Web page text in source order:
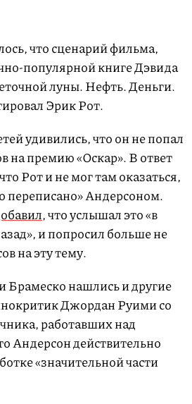
что сценарий фильма,
популярной книге Дэвида
луны. Нефть. Деньги.
Эрик Рот.
удивились, что он не попал
на премию «Оскар». В ответ
Рот и не мог там оказаться,
переписано» Андерсоном.
, что услышал это «в
и попросил больше не
на эту тему.
нашлись и другие
Джордан Руими со
работавших над
Андерсон действительно
«значительной части